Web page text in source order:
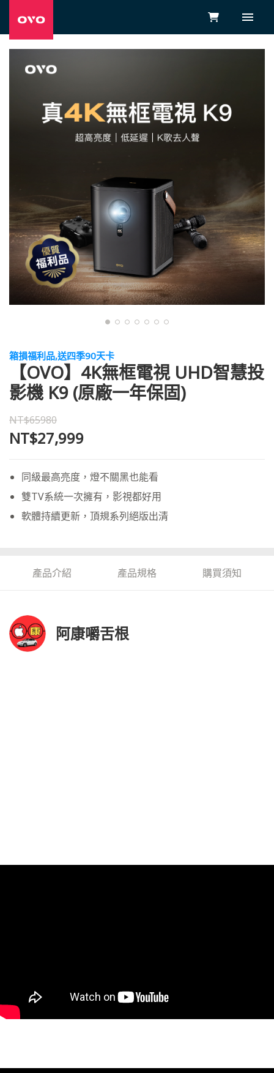
箱損福利品,送四季90天卡
【OVO】4K無框電視 UHD智慧投
影機 K9 (原廠一年保固)
NT$65980
NT$27,999
同級最高亮度，燈不關黑也能看
雙TV系統一次擁有，影視都好用
軟體持續更新，頂規系列絕版出清
產品介紹 產品規格 購買須知
阿康嚼舌根